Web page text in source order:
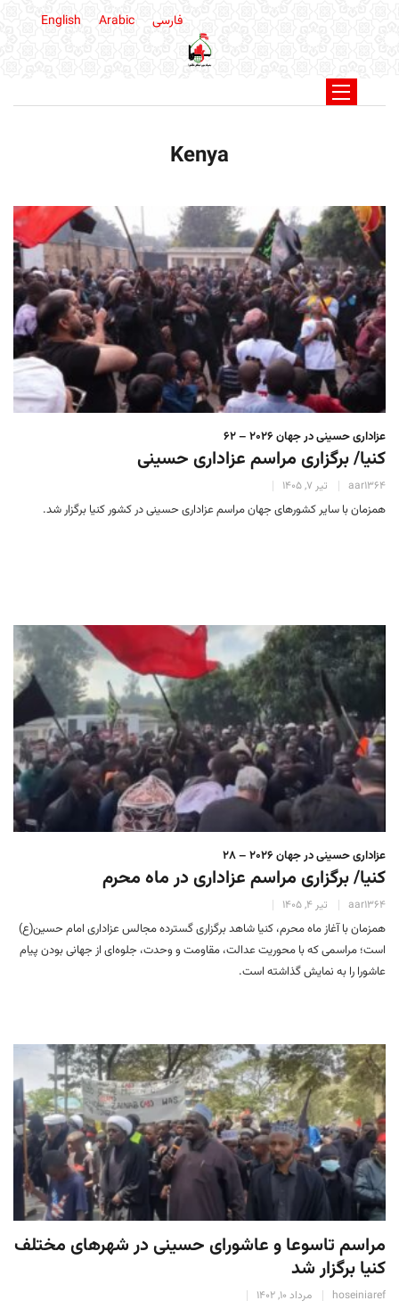
فارسی English Arabic
Kenya
عزاداری حسینی در جهان 2026 – 62
کنیا/ برگزاری مراسم عزاداری حسینی
aar1364 تیر 7, 1405
همزمان با سایر کشورهای جهان مراسم عزاداری حسینی در کشور کنیا برگزار شد.
عزاداری حسینی در جهان 2026 – 28
کنیا/ برگزاری مراسم عزاداری در ماه محرم
aar1364 تیر 4, 1405
همزمان با آغاز ماه محرم، کنیا شاهد برگزاری گسترده مجالس عزاداری امام حسین(ع)
است؛ مراسمی که با محوریت عدالت، مقاومت و وحدت، جلوه‌ای از جهانی بودن پیام
عاشورا را به نمایش گذاشته است.
مراسم تاسوعا و عاشورای حسینی در شهرهای مختلف
کنیا برگزار شد
hoseiniaref مرداد 10, 1402